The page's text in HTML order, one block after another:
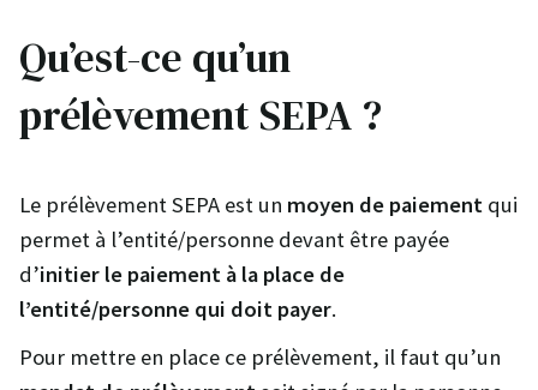
Qu’est-ce qu’un
prélèvement SEPA ?
Le prélèvement SEPA est un moyen de paiement qui
permet à l’entité/personne devant être payée
d’initier le paiement à la place de
l’entité/personne qui doit payer.
Pour mettre en place ce prélèvement, il faut qu’un